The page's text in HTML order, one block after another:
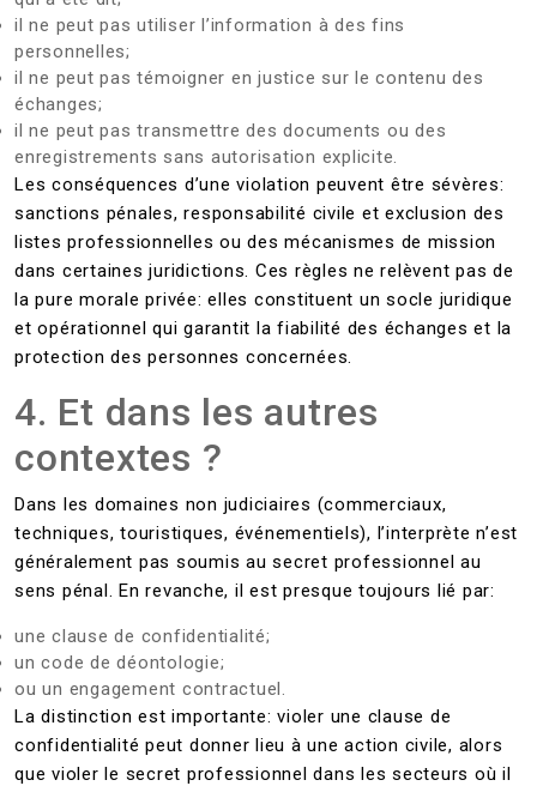
il ne peut pas utiliser l’information à des fins
personnelles;
il ne peut pas témoigner en justice sur le contenu des
échanges;
il ne peut pas transmettre des documents ou des
enregistrements sans autorisation explicite.
Les conséquences d’une violation peuvent être sévères:
sanctions pénales, responsabilité civile et exclusion des
listes professionnelles ou des mécanismes de mission
dans certaines juridictions. Ces règles ne relèvent pas de
la pure morale privée: elles constituent un socle juridique
et opérationnel qui garantit la fiabilité des échanges et la
protection des personnes concernées.
4. Et dans les autres
contextes ?
Dans les domaines non judiciaires (commerciaux,
techniques, touristiques, événementiels), l’interprète n’est
généralement pas soumis au secret professionnel au
sens pénal. En revanche, il est presque toujours lié par:
une clause de confidentialité;
un code de déontologie;
ou un engagement contractuel.
La distinction est importante: violer une clause de
confidentialité peut donner lieu à une action civile, alors
que violer le secret professionnel dans les secteurs où il